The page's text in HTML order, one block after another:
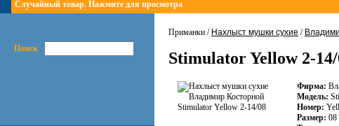
Случайный товар. Нажмите для просмотра
Поиск
Приманки / Нахлыст мушки сухие /
Stimulator Yellow 2-
Фирма:
Модель:
Номер:
Размер: 08